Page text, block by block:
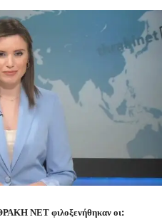
ΝΕΤ φιλοξενήθηκαν οι: